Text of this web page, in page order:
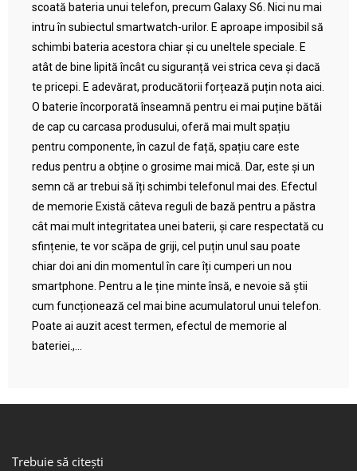
scoată bateria unui telefon, precum Galaxy S6. Nici nu mai
intru în subiectul smartwatch-urilor. E aproape imposibil să
schimbi bateria acestora chiar și cu uneltele speciale. E
atât de bine lipită încât cu siguranță vei strica ceva și dacă
te pricepi. E adevărat, producătorii forțează puțin nota aici.
O baterie încorporată înseamnă pentru ei mai puține bătăi
de cap cu carcasa produsului, oferă mai mult spațiu
pentru componente, în cazul de față, spațiu care este
redus pentru a obține o grosime mai mică. Dar, este și un
semn că ar trebui să îți schimbi telefonul mai des. Efectul
de memorie Există câteva reguli de bază pentru a păstra
cât mai mult integritatea unei baterii, și care respectată cu
sfințenie, te vor scăpa de griji, cel puțin unul sau poate
chiar doi ani din momentul în care îți cumperi un nou
smartphone. Pentru a le ține minte însă, e nevoie să știi
cum funcționează cel mai bine acumulatorul unui telefon.
Poate ai auzit acest termen, efectul de memorie al
bateriei.,...
Trebuie să citești